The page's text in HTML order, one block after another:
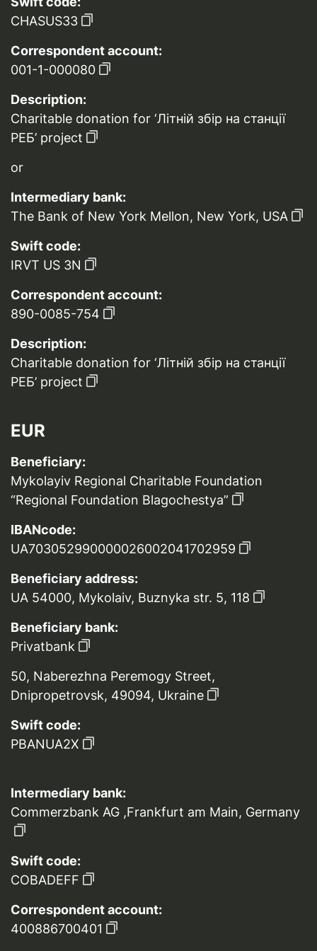
CHASUS33
Correspondent account:
001-1-000080
Description:
Charitable donation for ‘Літній збір на станції
РЕБ’ project
or
Intermediary bank:
The Bank of New York Mellon, New York, USA
Swift code:
IRVT US 3N
Correspondent account:
890-0085-754
Description:
Charitable donation for ‘Літній збір на станції
РЕБ’ project
EUR
Beneficiary:
Mykolayiv Regional Charitable Foundation
“Regional Foundation Blagochestya”
IBANcode:
UA703052990000026002041702959
Beneficiary address:
UA 54000, Mykolaiv, Buznyka str. 5, 118
Beneficiary bank:
Privatbank
50, Naberezhna Peremogy Street,
Dnipropetrovsk, 49094, Ukraine
Swift code:
PBANUA2X
Intermediary bank:
Commerzbank AG ,Frankfurt am Main, Germany
Swift code:
COBADEFF
Correspondent account:
400886700401